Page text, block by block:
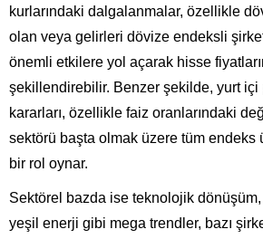
kurlarındaki dalgalanmalar, özellikle
olan veya gelirleri dövize endeksli
önemli etkilere yol açarak hisse
şekillendirebilir. Benzer şekilde, yurt içi
kararları, özellikle faiz oranlarındaki
sektörü başta olmak üzere tüm endeks
bir rol oynar.
Sektörel bazda ise teknolojik
yeşil enerji gibi mega trendler, bazı